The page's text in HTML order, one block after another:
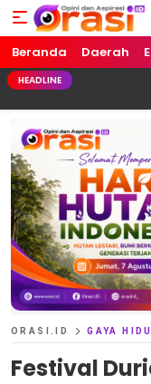
Orasi.ID
Opini dan Aspirasi!
Beranda Daerah
HEADLINE
ORASI.ID GAYA
Festival